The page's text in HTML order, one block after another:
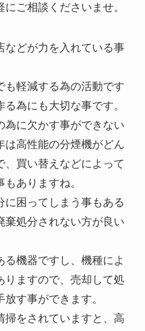
ご相談くださいませ。
などが力を入れている事
も軽減する為の活動です
為にも大切な事です。
為に欠かす事ができない
は高性能の分煙機がどん
、買い替えなどによって
ありますね。
に困ってしまう事もある
棄処分されない方が良い
機器ですし、機種によ
りますので、売却して処
す事ができます。
掃をされていますと、高